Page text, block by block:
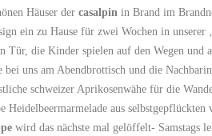
Häuser der casalpin in Brand im
ein zu Hause für zwei Wochen in unserer
die Kinder spielen auf den Wegen und
bei uns am Abendbrottisch und die
schweizer Aprikosenwähe für die
Heidelbeermarmelade aus
wird das nächste mal gelöffelt- Samstags